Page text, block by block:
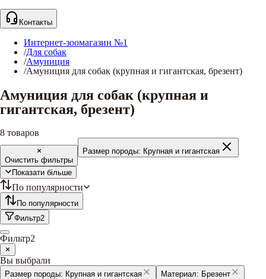
Контакты
Интернет-зоомагазин №1
/Для собак
/Амуниция
/Амуниция для собак (крупная и гигантская, брезент)
Амуниция для собак (крупная и
гигантская, брезент)
8 товаров
Очистить фильтры
Размер породы: Крупная и гигантская
Показати більше
По популярности
По популярности
Фильтр2
Фильтр2
Вы выбрали
Размер породы: Крупная и гигантская Материал: Брезент